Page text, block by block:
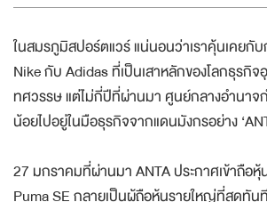
ในสมรภูมิสปอร์ตแวร์ แน่นอนว่าเราคุ้นเคยกั
Nike กับ Adidas ที่เป็นเสาหลักของโลกธุร
ทศวรรษ แต่ไม่กี่ปีที่ผ่านมา ศูนย์กลางอำนาจ
น้อยไปอยู่ในมือธุรกิจจากแดนมังกรอย่าง
27 มกราคมที่ผ่านมา ANTA ประกาศเข้าถือหุ้
Puma SE กลายเป็นผู้ถือหุ้นรายใหญ่ที่สุดทั